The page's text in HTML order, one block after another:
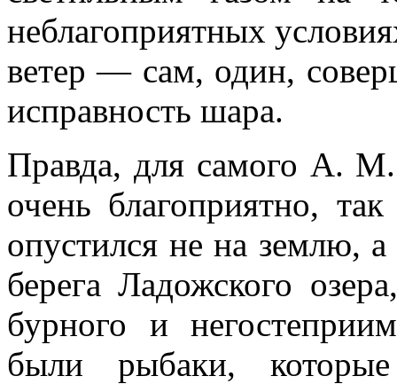
неблагоприятных
ветер — сам, один,
исправность шара.
Правда, для самого А. М.
очень благоприятно,
опустился не на землю,
берега Ладожского
бурного и
были рыбаки,